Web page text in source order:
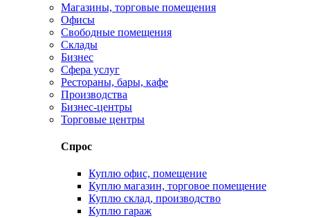
Магазины, торговые помещения
Офисы
Свободные помещения
Склады
Бизнес
Сфера услуг
Рестораны, бары, кафе
Производства
Бизнес-центры
Торговые центры
Спрос
Куплю офис, помещение
Куплю магазин, торговое помещение
Куплю склад, производство
Куплю гараж